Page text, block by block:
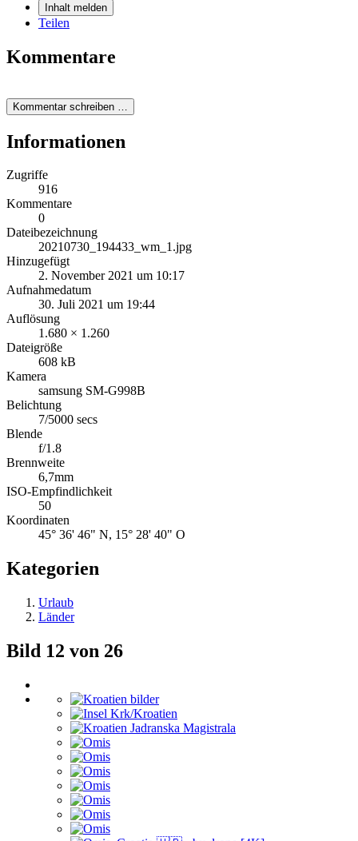
Inhalt melden
Teilen
Kommentare
Kommentar schreiben …
Informationen
Zugriffe
916
Kommentare
0
Dateibezeichnung
20210730_194433_wm_1.jpg
Hinzugefügt
2. November 2021 um 10:17
Aufnahmedatum
30. Juli 2021 um 19:44
Auflösung
1.680 × 1.260
Dateigröße
608 kB
Kamera
samsung SM-G998B
Belichtung
7/5000 secs
Blende
f/1.8
Brennweite
6,7mm
ISO-Empfindlichkeit
50
Koordinaten
45° 36' 46" N, 15° 28' 40" O
Kategorien
Urlaub
Länder
Bild 12 von 26